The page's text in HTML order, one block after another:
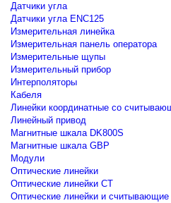
Датчики угла
Датчики угла ENC125
Измерительная линейка
Измерительная панель оператора
Измерительные щупы
Измерительный прибор
Интерполяторы
Кабеля
Линейки координатные со
Линейный привод
Магнитные шкала DK800S
Магнитные шкала GBP
Модули
Оптические линейки
Оптические линейки CT
Оптические линейки и считывающие